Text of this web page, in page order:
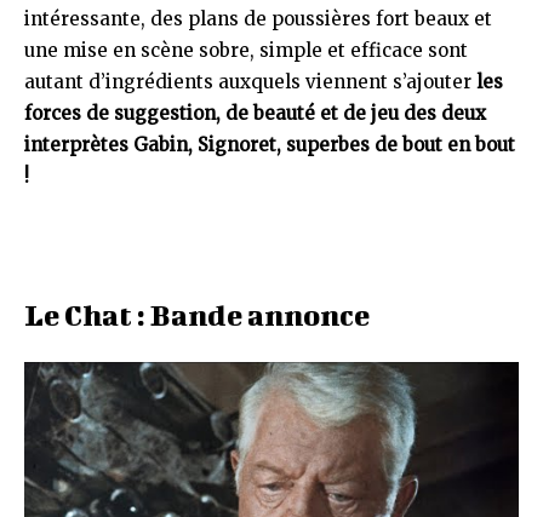
intéressante, des plans de poussières fort beaux et
une mise en scène sobre, simple et efficace sont
autant d’ingrédients auxquels viennent s’ajouter les
forces de suggestion, de beauté et de jeu des deux
interprètes Gabin, Signoret, superbes de bout en bout
!
Le Chat : Bande annonce